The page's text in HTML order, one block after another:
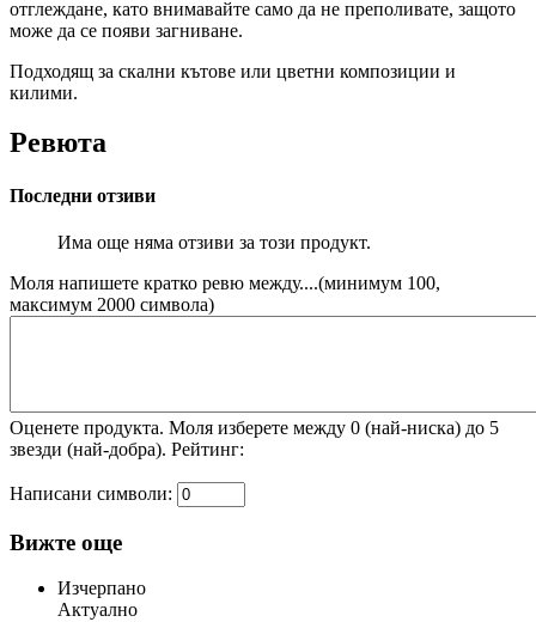
отглеждане, като внимавайте само да не преполивате, защото
може да се появи загниване.
Подходящ за скални кътове или цветни композиции и
килими.
Ревюта
Последни отзиви
Има още няма отзиви за този продукт.
Моля напишете кратко ревю между....(минимум 100,
максимум 2000 символа)
Оценете продукта. Моля изберете между 0 (най-ниска) до 5
звезди (най-добра). Рeйтинг:
Написани символи:
Вижте още
Изчерпано
Актуално